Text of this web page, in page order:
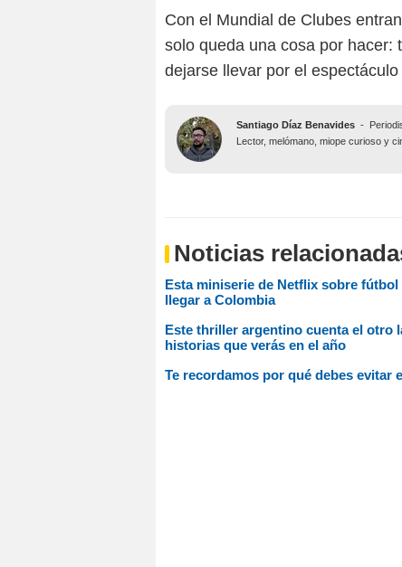
Con el Mundial de Clubes
solo queda una cosa por hacer:
dejarse llevar por el
Santiago Díaz Benavides -
Lector, melómano, miope curioso y
Noticias
Esta miniserie de Netflix sobre
llegar a Colombia
Este thriller argentino cuenta el otro
historias que verás en el año
Te recordamos por qué debes evitar